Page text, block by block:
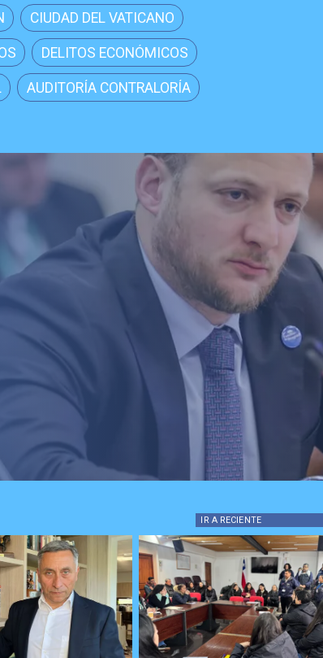
CIUDAD DEL VATICANO
DELITOS ECONÓMICOS
AUDITORÍA CONTRALORÍA
IR A RECIENTE